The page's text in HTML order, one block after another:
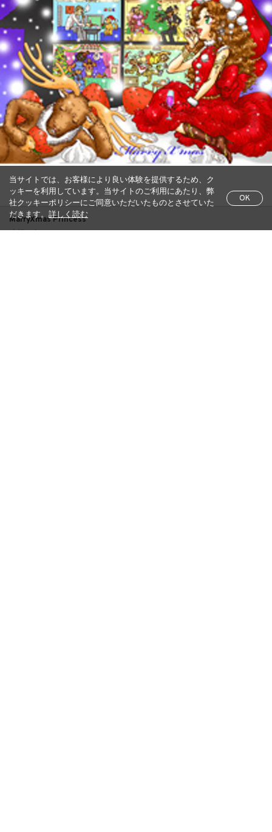
MarryXmas Princess
本橋ゆうこ
当サイトでは、お客様により良い体験を提供するため、ク
ッキーを利用しています。当サイトのご利用にあたり、弊
社クッキーポリシーにご同意いただいたものとさせていた
だきます。 詳しく読む
OK